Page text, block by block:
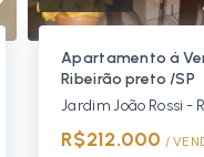
Apartamento á
Ribeirão preto /SP
Jardim João Rossi -
R$212.000 /